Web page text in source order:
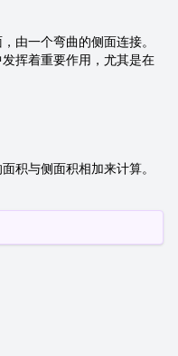
由一个弯曲的侧面连接。
挥着重要作用，尤其是在
积与侧面积相加来计算。